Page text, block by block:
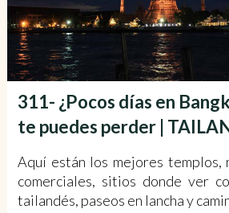
311- ¿Pocos días en
te puedes perder |
Aquí están los mejores templos,
comerciales, sitios donde ver
tailandés, paseos en lancha y